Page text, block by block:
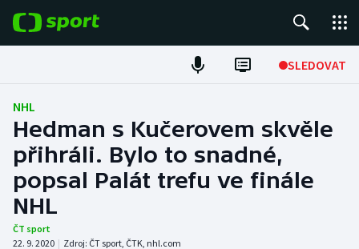
SLEDOVAT
Fotbal
Hokej
Tenis
Atletika
NHL
Hedman s Kučerovem skvěle
přihráli. Bylo to snadné,
popsal Palát trefu ve finále
NHL
ČT sport
22. 9. 2020 | Zdroj: ČT sport, ČTK, nhl.com